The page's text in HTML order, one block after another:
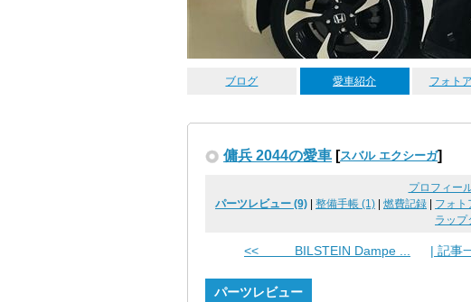
ブログ 愛車紹介 フォト
傭兵 2044の愛車 [スバル エクシーガ]
プロフィー
パーツレビュー (9)
整備手帳 (1) 燃費記録 フォト
ラップ
<< BILSTEIN Dampe ... | 記事
パーツレビュー